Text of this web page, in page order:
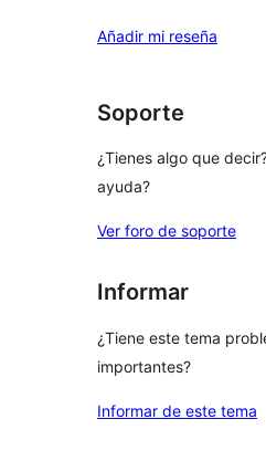
reviews
star
Añadir mi reseña
Soporte
¿Tienes algo que
ayuda?
Ver foro de soporte
Informar
¿Tiene este tema
importantes?
Informar de este tema